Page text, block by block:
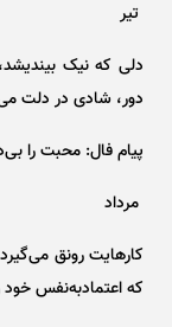
تیر
دلی که نیک
دور، شادی در دلت
پیام فال: محبت را
مرداد
کارهایت رونق
که اعتمادبه‌نفس